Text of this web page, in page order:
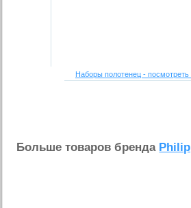
Наборы полотенец -
Больше товаров бренда